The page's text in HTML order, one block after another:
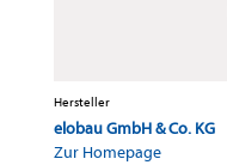
Hersteller
elobau GmbH & Co. KG
Zur Homepage